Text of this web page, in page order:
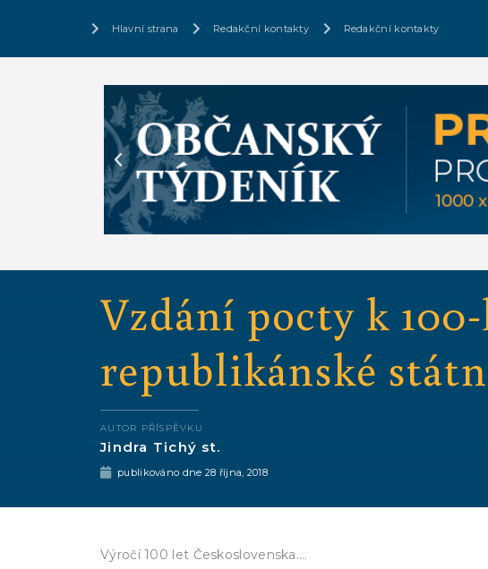
Hlavní strana Redakční kontakty Redakční kontakty
Vzdání pocty k
republikánské
AUTOR PŘÍSPĚVKU
Jindra Tichý st.
publikováno dne 28 října, 2018
Výročí 100 let Československa….